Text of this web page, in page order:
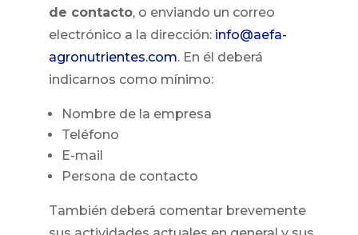
de contacto, o enviando un correo
electrónico a la dirección: info@aefa-
agronutrientes.com. En él deberá
indicarnos como mínimo:
Nombre de la empresa
Teléfono
E-mail
Persona de contacto
También deberá comentar brevemente